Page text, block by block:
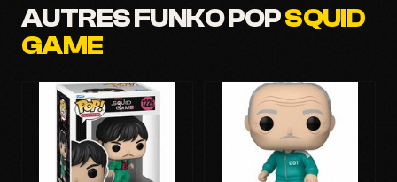
AUTRES FUNKO POPSQUID
GAME